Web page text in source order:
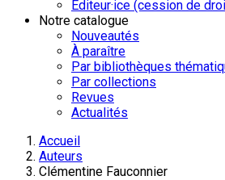
Éditeur·ice (cession de
Notre catalogue
Nouveautés
À paraître
Par bibliothèques
Par collections
Revues
Actualités
Accueil
Auteurs
Clémentine Fauconnier